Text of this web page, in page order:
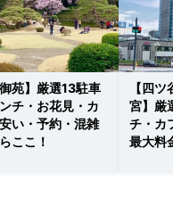
御苑】厳選13駐車
チ・お花見・カ
い・予約・混雑
ここ！
【四
宮】厳
チ・カ
最大料